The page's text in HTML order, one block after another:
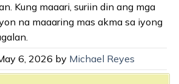
Kung maaari, suriin din ang mga
na maaaring mas akma sa iyong
6, 2026 by Michael Reyes